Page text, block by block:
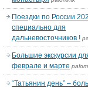
Поездки по России
специально для
дальневосточников !
Большие экскурсии
феврале и марте
“Татьянин день” –